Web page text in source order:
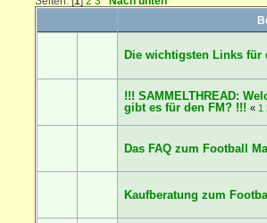
Die wichtigsten Links für
!!! SAMMELTHREAD:
gibt es für den FM? !!! « 1
Das FAQ zum Football
Kaufberatung zum